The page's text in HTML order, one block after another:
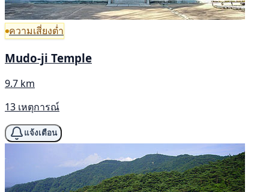
ความเสี่ยงต่ำ
Mudo-ji Temple
9.7 km
13 เหตุการณ์
แจ้งเตือน